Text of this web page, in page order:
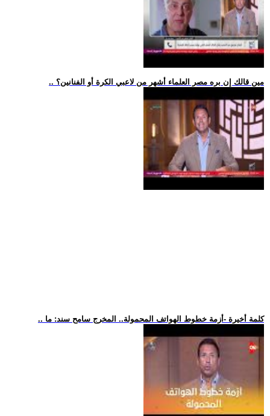
.. مين قالك إن بره مصر العلماء أشهر من لاعبي الكرة أو الفنانين؟
.. كلمة أخيرة -أزمة خطوط الهواتف المحمولة.. المخرج سامح سند: ما